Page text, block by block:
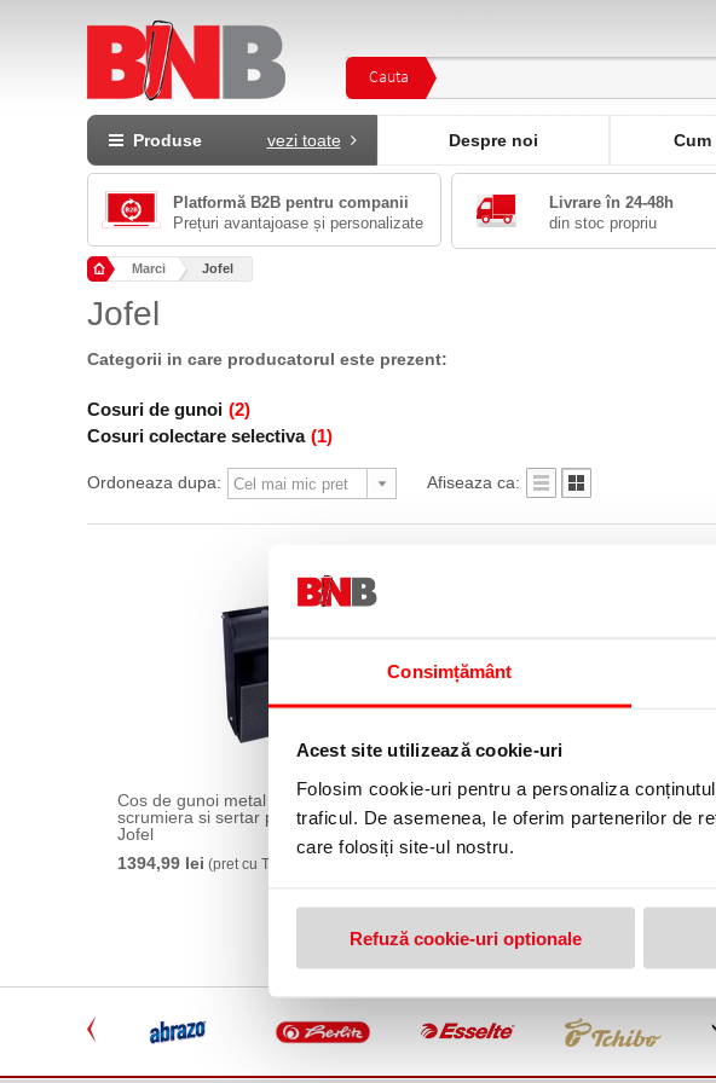
Consimțământ
Acest site utilizează cookie-uri
Folosim cookie-uri pentru a personaliza
traficul. De asemenea, le oferim partenerilor de
care folosiți site-ul nostru.
Refuză cookie-uri optionale
Cauta
Produse vezi toate Despre noi Cum
Platformă B2B pentru companii
Prețuri avantajoase și personalizate
Livrare în 24-48h
din stoc propriu
Marci Jofel
Jofel
Categorii in care producatorul este prezent:
Cosuri de gunoi (2)
Cosuri colectare selectiva (1)
Ordoneaza dupa: Afiseaza ca:
Cos de gunoi metal de perete cu
scrumiera si sertar pivotant Portland
Jofel
1394,99 lei (pret cu TVA)
Cos de gunoi metal de perete
scrumiera si usa pivotanta
1379,99 lei